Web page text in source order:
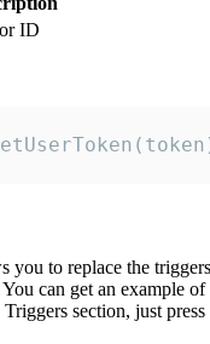
ID
you to replace the
can get an example
section, just